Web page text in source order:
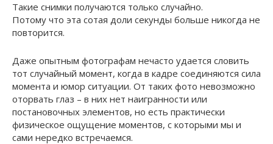
Такие снимки получаются только случайно.
Потому что эта сотая доли секунды больше никогда не
повторится.
Даже опытным фотографам нечасто удается словить
тот случайный момент, когда в кадре соединяются сила
момента и юмор ситуации. От таких фото невозможно
оторвать глаз – в них нет наигранности или
постановочных элементов, но есть практически
физическое ощущение моментов, с которыми мы и
сами нередко встречаемся.